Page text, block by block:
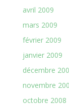
avril 2009
mars 2009
février 2009
janvier 2009
décembre
novembre
octobre 2008